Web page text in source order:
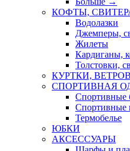
КОФТЫ,
Водолазки
Джемперы,
Жилеты
Кардиганы,
Толстовки,
КУРТКИ,
СПОРТИВНАЯ
Спортивные
Спортивные
Термобелье
ЮБКИ
AКСЕССУАРЫ